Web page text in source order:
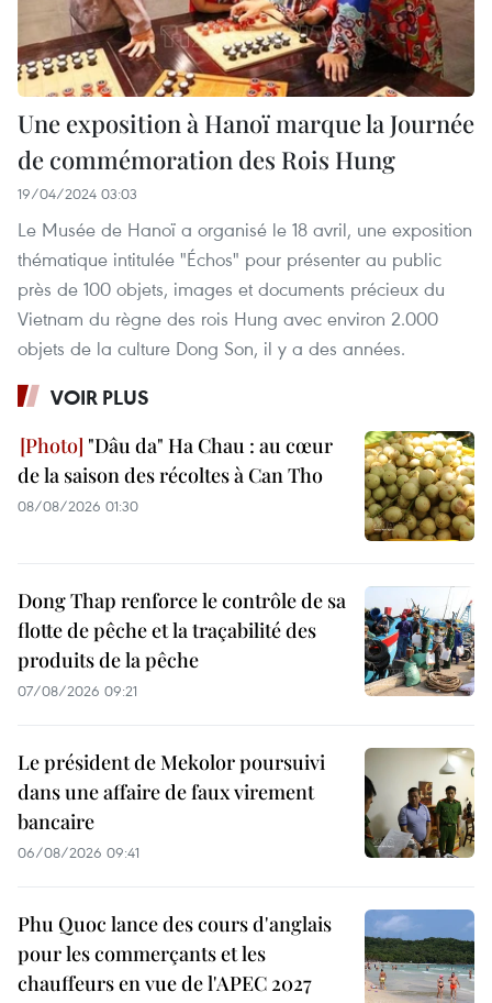
Une exposition à Hanoï marque la Journée
de commémoration des Rois Hung
19/04/2024 03:03
Le Musée de Hanoï a organisé le 18 avril, une exposition
thématique intitulée "Échos" pour présenter au public
près de 100 objets, images et documents précieux du
Vietnam du règne des rois Hung avec environ 2.000
objets de la culture Dong Son, il y a des années.
VOIR PLUS
"Dâu da" Ha Chau : au cœur
de la saison des récoltes à Can Tho
08/08/2026 01:30
Dong Thap renforce le contrôle de sa
flotte de pêche et la traçabilité des
produits de la pêche
07/08/2026 09:21
Le président de Mekolor poursuivi
dans une affaire de faux virement
bancaire
06/08/2026 09:41
Phu Quoc lance des cours d'anglais
pour les commerçants et les
chauffeurs en vue de l'APEC 2027